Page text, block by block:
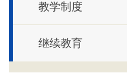
教学制度
继续教育